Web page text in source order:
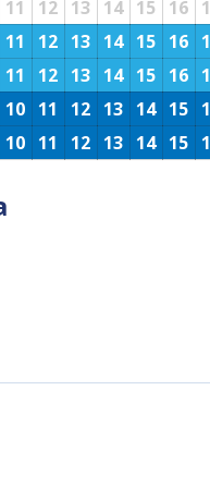
11 12 13 14 15 16
11 12 13 14 15 16
11 12 13 14 15 16
10 11 12 13 14 15
10 11 12 13 14 15